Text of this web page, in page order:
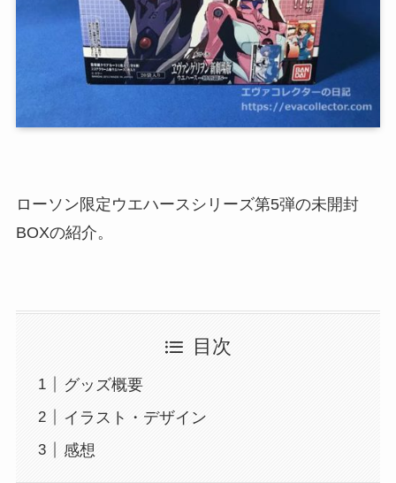
ローソン限定ウエハースシリーズ第5弾の未開封
BOXの紹介。
目次
グッズ概要
イラスト・デザイン
感想